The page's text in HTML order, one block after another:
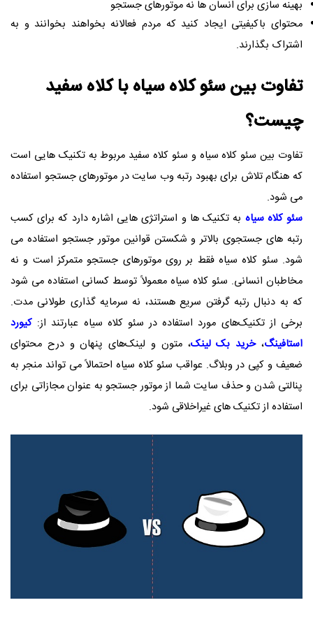
بهینه سازی برای انسان ها نه موتورهای جستجو​
محتوای باکیفیتی ایجاد کنید که مردم فعالانه بخواهند بخوانند و به
اشتراک بگذارند.
تفاوت بین سئو کلاه سیاه با کلاه سفید
چیست؟
تفاوت بین سئو کلاه سیاه و سئو کلاه سفید مربوط به تکنیک هایی است
که هنگام تلاش برای بهبود رتبه وب سایت در موتورهای جستجو استفاده
می شود.
سئو کلاه سیاه به تکنیک ها و استراتژی هایی اشاره دارد که برای کسب
رتبه های جستجوی بالاتر و شکستن قوانین موتور جستجو استفاده می
شود. سئو کلاه سیاه فقط بر روی موتورهای جستجو متمرکز است و نه
مخاطبان انسانی. سئو کلاه سیاه معمولاً توسط کسانی استفاده می شود
که به دنبال رتبه گرفتن سریع هستند، نه سرمایه گذاری طولانی مدت.
برخی از تکنیک‌های مورد استفاده در سئو کلاه سیاه عبارتند از: کیورد
استافینگ،خرید بک لینک، متون و لینک‌های پنهان و درح محتوای
ضعیف و کپی در وبلاگ. عواقب سئو کلاه سیاه احتمالاً می تواند منجر به
پنالتی شدن و حذف سایت شما از موتور جستجو به عنوان مجازاتی برای
استفاده از تکنیک های غیراخلاقی شود.